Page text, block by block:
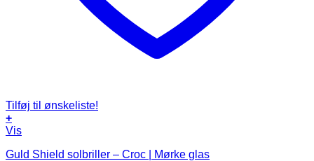
Tilføj til ønskeliste!
+
Vis
Guld Shield solbriller – Croc | Mørke glas